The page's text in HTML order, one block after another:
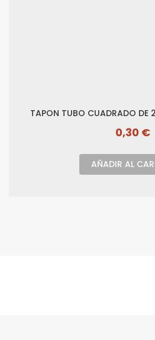
TAPON TUBO CUADRADO DE
0,30 €
AÑADIR AL